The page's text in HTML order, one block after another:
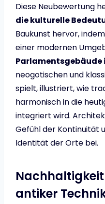
Diese Neubewertung
die kulturelle
Baukunst hervor,
einer modernen
Parlamentsgebäude
neogotischen und
spielt, illustriert, wie
harmonisch in die
integriert wird.
Gefühl der Kontinuität
Identität der Orte bei.
antiker